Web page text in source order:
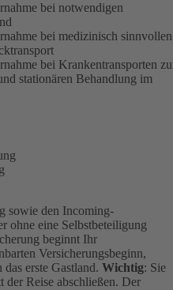
bei notwendigen
bei medizinisch sinnvollen
bei Krankentransporten
stationären Behandlung im
sowie den Incoming-
ohne eine Selbstbeteiligung
beginnt Ihr
Versicherungsbeginn,
erste Gastland. Wichtig: Sie
der Reise abschließen. Der